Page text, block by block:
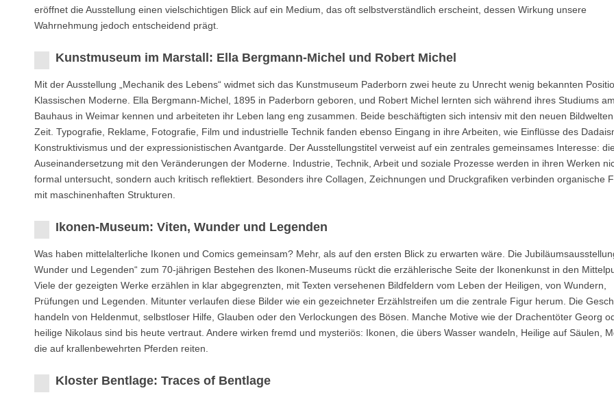
eröffnet die Ausstellung einen vielschichtigen Blick auf ein Medium, das oft selbstverständlich erscheint, dessen Wirkung unsere
Wahrnehmung jedoch entscheidend prägt.
Kunstmuseum im Marstall: Ella Bergmann-Michel und Robert Michel
Mit der Ausstellung „Mechanik des Lebens“ widmet sich das Kunstmuseum Paderborn zwei heute zu Unrecht wenig bekannten
Klassischen Moderne. Ella Bergmann-Michel, 1895 in Paderborn geboren, und Robert Michel lernten sich während ihres Studiums am
Bauhaus in Weimar kennen und arbeiteten ihr Leben lang eng zusammen. Beide beschäftigten sich intensiv mit den neuen
Zeit. Typografie, Reklame, Fotografie, Film und industrielle Technik fanden ebenso Eingang in ihre Arbeiten, wie Einflüsse des
Konstruktivismus und der expressionistischen Avantgarde. Der Ausstellungstitel verweist auf ein zentrales gemeinsames Interesse: die
Auseinandersetzung mit den Veränderungen der Moderne. Industrie, Technik, Arbeit und soziale Prozesse werden in ihren Werken
formal untersucht, sondern auch kritisch reflektiert. Besonders ihre Collagen, Zeichnungen und Druckgrafiken verbinden organische
mit maschinenhaften Strukturen.
Ikonen-Museum: Viten, Wunder und Legenden
Was haben mittelalterliche Ikonen und Comics gemeinsam? Mehr, als auf den ersten Blick zu erwarten wäre. Die
Wunder und Legenden“ zum 70-jährigen Bestehen des Ikonen-Museums rückt die erzählerische Seite der Ikonenkunst in den
Viele der gezeigten Werke erzählen in klar abgegrenzten, mit Texten versehenen Bildfeldern vom Leben der Heiligen, von Wundern,
Prüfungen und Legenden. Mitunter verlaufen diese Bilder wie ein gezeichneter Erzählstreifen um die zentrale Figur herum. Die
handeln von Heldenmut, selbstloser Hilfe, Glauben oder den Verlockungen des Bösen. Manche Motive wie der Drachentöter Georg
heilige Nikolaus sind bis heute vertraut. Andere wirken fremd und mysteriös: Ikonen, die übers Wasser wandeln, Heilige auf Säulen,
die auf krallenbewehrten Pferden reiten.
Kloster Bentlage: Traces of Bentlage